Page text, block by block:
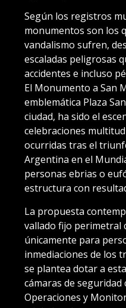
Según los registros
monumentos son los
vandalismo sufren,
escaladas peligrosas
accidentes e incluso
El Monumento a San
emblemática Plaza
ciudad, ha sido el
celebraciones
ocurridas tras el
Argentina en el
personas ebrias o
estructura con
La propuesta
vallado fijo perimetral
únicamente para
inmediaciones de los
se plantea dotar a
cámaras de seguridad
Operaciones y